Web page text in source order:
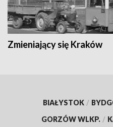
Zmieniający się Kraków
BIAŁYSTOK /
GORZÓW WLKP. /